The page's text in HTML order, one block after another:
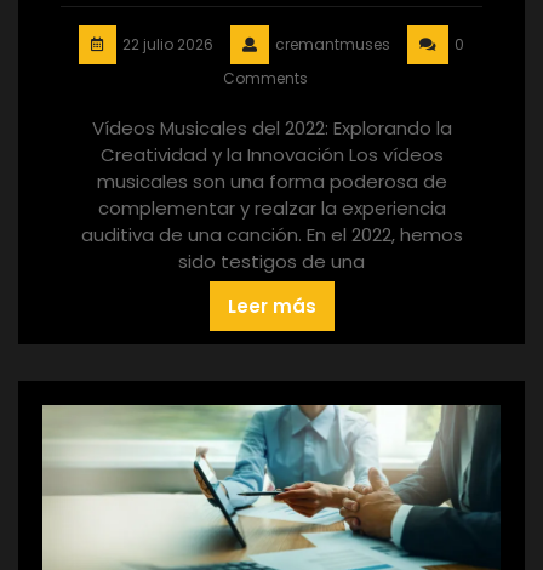
22 julio 2026 cremantmuses
0
Comments
Vídeos Musicales del 2022: Explorando la
Creatividad y la Innovación Los vídeos
musicales son una forma poderosa de
complementar y realzar la experiencia
auditiva de una canción. En el 2022, hemos
sido testigos de una
Leer más